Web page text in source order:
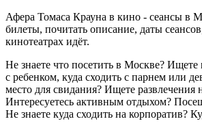
Афера Томаса Крауна в кино - сеансы в
билеты, почитать описание, даты
кинотеатрах идёт.
Не знаете что посетить в Москве? Ищете
с ребенком, куда сходить с парнем или
место для свидания? Ищете развлечения
Интересуетесь активным отдыхом?
Не знаете куда сходить на корпоратив?